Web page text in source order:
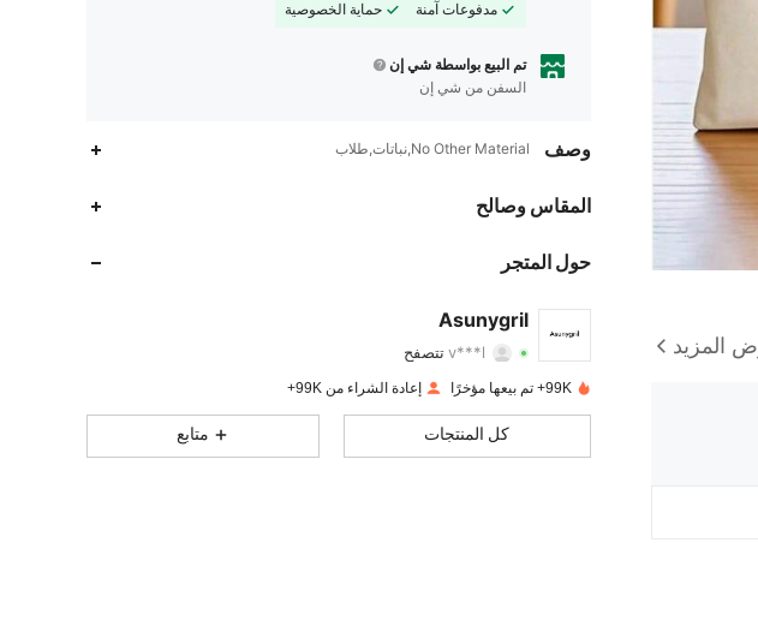
المزيد
مدفوعات آمنة
حماية الخصوصية
تم البيع بواسطة شي إن
السفن من شي إن
وصف No Other Material,نباتات,طلاب
المقاس وصالح
حول المتجر
Asunygril
4.90
4.90 تقييم 595
4.90
595
14K
99K+ تم بيعها مؤخرًا إعادة الشراء من 99K+
كل المنتجات متابع